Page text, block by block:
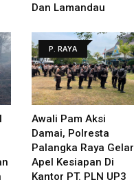
Dan Lamandau
P. RAYA
Awali Pam Aksi
Damai, Polresta
Palangka Raya Gelar
Apel Kesiapan Di
Kantor PT. PLN UP3